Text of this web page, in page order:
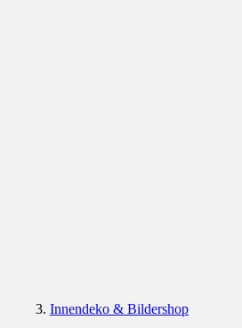
Innendeko & Bildershop